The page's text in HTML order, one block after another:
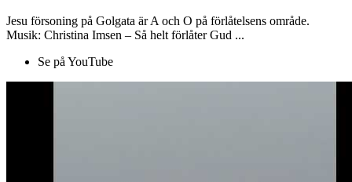
Jesu försoning på Golgata är A och O på förlåtelsens område.
Musik: Christina Imsen – Så helt förlåter Gud ...
Se på YouTube